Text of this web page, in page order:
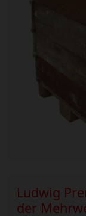
Ludwig
der